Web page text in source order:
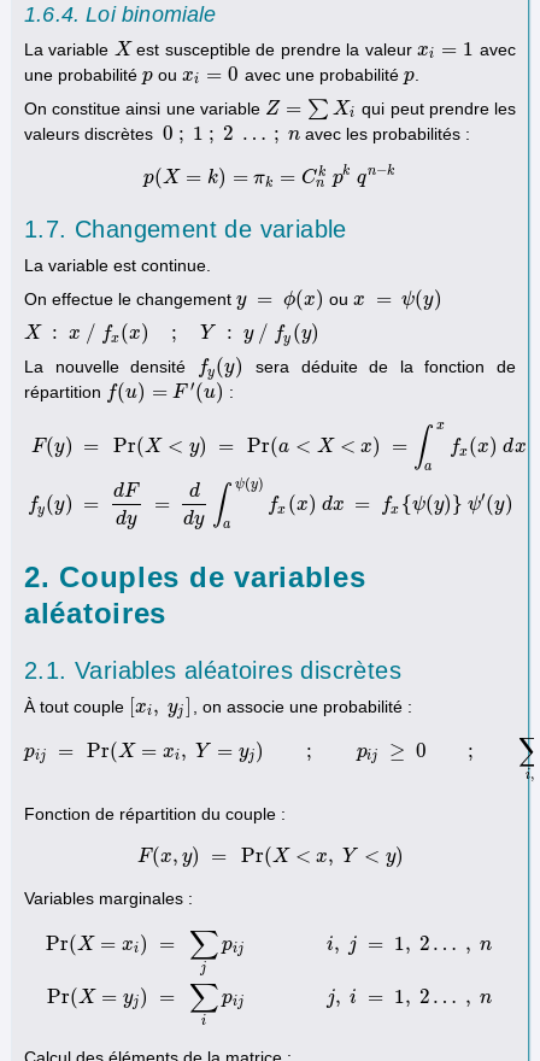
1.6.4. Loi binomiale
La variable X
X est susceptible de prendre la valeur xi = 1
xi= 1
avec
une probabilité p
p ouxi = 0
xi= 0 avec une probabilité p
p.
On constitue ainsi une variable Z = ∑ Xi
Z= ∑X i
qui peut prendre les
valeurs discrètes 0 ; 1 ; 2 … ; n
0 ; 1 ; 2 … n avec les probabilités :
p(X = k) = πk = Ck
n pk qn−k
p (X =k) =π k=C nk pk qn− k
1.7. Changement de variable
La variable est continue.
On effectue le changement y = ϕ(x)
y = ϕ x) ou x = ψ(y)
x ψ y)
X
: x / fx(x) ; Y : y / fy (y)
X x fx (x );Y : y (
La nouvelle densité
fy(y)
fy(y)
sera déduite de la fonction de
répartition f(u) = F ′(u)
f(u)=F ′(u ) :
F(y)
fy(y)
= Pr(X < y) = Pr(a < X < x) = ∫ x
a
fx(x) dx
=
dF
dy
=
d
dy ∫ ψ(y)
a
fx (x) dx = fx {ψ(y) } ψ′(y)
=∫a x =
2. Couples de variables
aléatoires
2.1. Variables aléatoires discrètes
À tout couple [xi, yj]
xi, y ] , on associe une probabilité :
pij = Pr(X = xi, Y = yj) ; pij ≥ 0 ;
i,
pij = Pr(X= = ≥ 0 ∑i, pij
Fonction de répartition du couple :
F(x, y) = Pr(X < x, Y < y)
F x,y = Pr(X<x, Y< y)
Variables marginales :
Pr(X = xi)
Pr(X = yj)
= ∑
j
pij i, j = 1, 2 … , n
= ∑
i
pij j, i = 1, 2 … , n
1